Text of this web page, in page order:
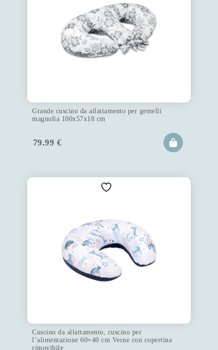
Grande cuscino da allattamento per gemelli
magnolia 100x57x18 cm
79.99 €
Cuscino da allattamento, cuscino per
l’alimentazione 60×40 cm Verne con copertina
rimovibile